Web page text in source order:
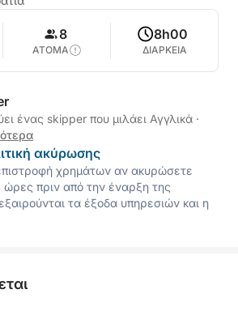
8
ΑΤΟΜΑ
8h00
ΔΙΑΡΚΕΙΑ
ένας skipper που μιλάει Αγγλικά ·
ακύρωσης
χρημάτων αν ακυρώσετε
ώρες πριν από την έναρξη της
τα έξοδα υπηρεσιών και η